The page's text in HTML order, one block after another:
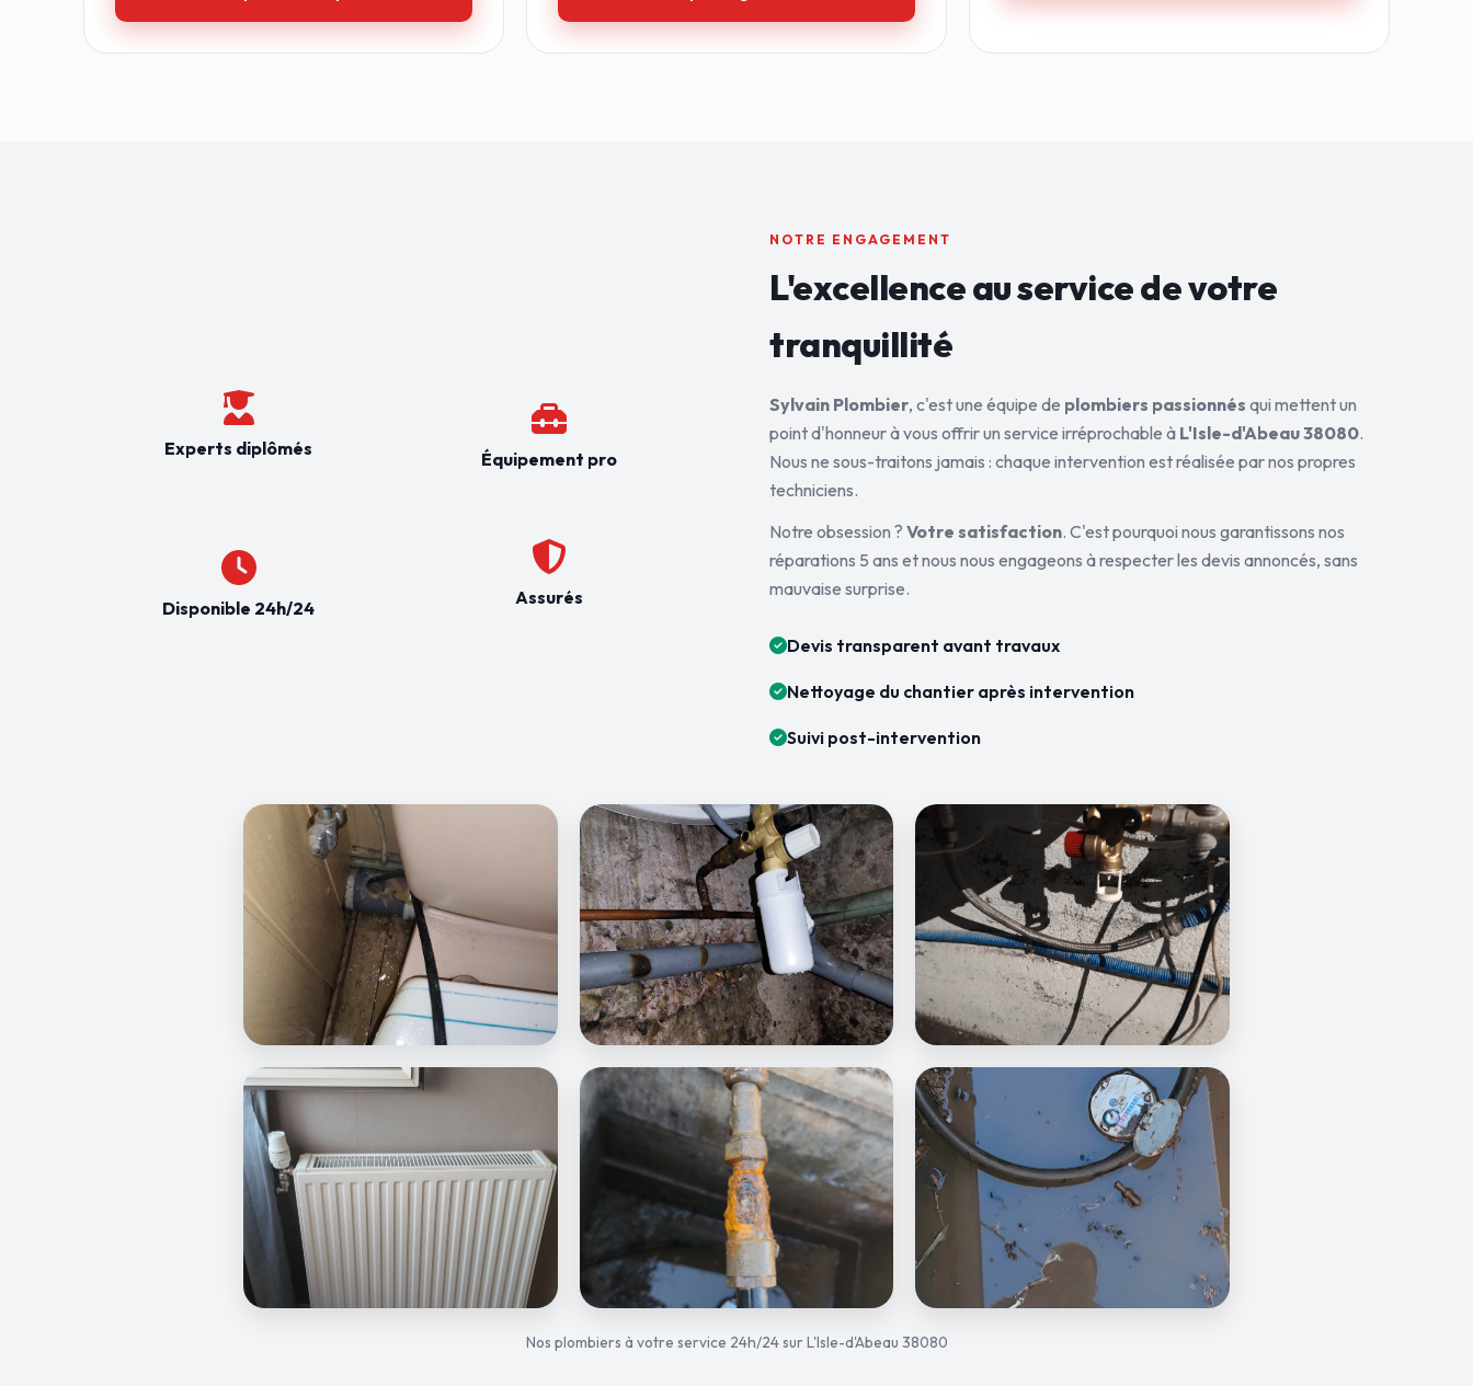
Experts diplômés
Disponible 24h/24
Équipement pro
Assurés
NOTRE ENGAGEMENT
L'excellence au service devotre
tranquillité
Sylvain Plombier, c'est une équipe de plombiers passionnés qui mettent un
point d'honneur à vous offrir un service irréprochable à L'Isle-d'Abeau 38080.
Nous ne sous-traitons jamais : chaque intervention est réalisée par nos propres
techniciens.
Notre obsession ? Votre satisfaction. C'est pourquoi nous garantissons nos
réparations 5 ans et nous nous engageons à respecter les devis annoncés, sans
mauvaise surprise.
Devis transparent avant travaux
Nettoyage du chantier après intervention
Suivi post-intervention
Nos plombiers à votre service 24h/24 sur L'Isle-d'Abeau 38080